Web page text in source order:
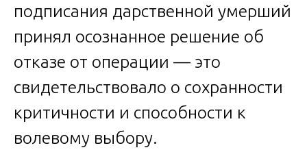
подписания дарственной умерший
принял осознанное решение об
отказе от операции — это
свидетельствовало о сохранности
критичности и способности к
волевому выбору.